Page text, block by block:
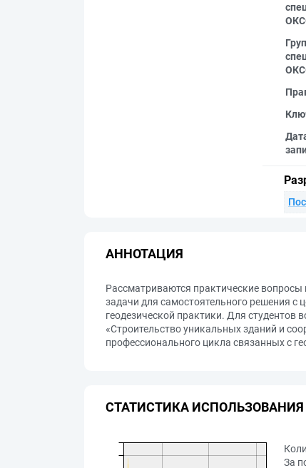
АННОТАЦИЯ
Рассматриваются практические вопросы
задачи для самостоятельного решения с
геодезической практики. Для студентов
«Строительство уникальных зданий и
профессионального цикла связанных с
СТАТИСТИКА ИСПОЛЬЗОВАНИЯ
За